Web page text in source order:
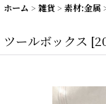
ホーム > 雑貨> 素材:金属
ツールボックス [